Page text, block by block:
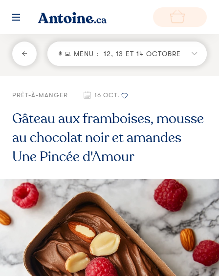
RETOUR
Fonctionnement
Environnement
Producteurs
Questions et réponses
Zone de livraison
👩‍💻 MENU : 12, 13 ET 14 OCTOBRE
PRÊT-À-MANGER 16 OCT.
Gâteau aux framboises, mousse
au chocolat noir et amandes -
Une Pincée d'Amour